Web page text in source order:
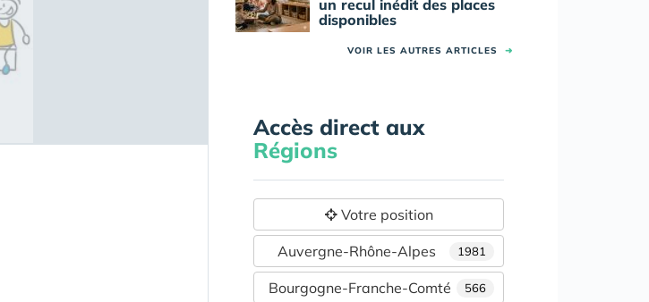
un recul inédit des places
disponibles
VOIR LES AUTRES ARTICLES ➜
Accès direct aux
Régions
Votre position
1981
Auvergne-Rhône-Alpes
566
Bourgogne-Franche-Comté